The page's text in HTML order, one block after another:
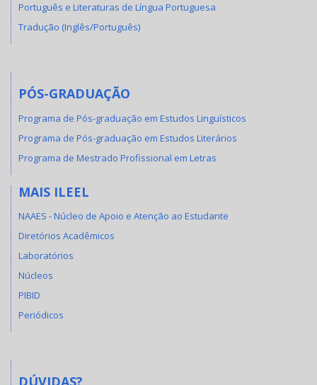
Português e Literaturas de Língua Portuguesa
Tradução (Inglês/Português)
PÓS-GRADUAÇÃO
Programa de Pós-graduação em Estudos Linguísticos
Programa de Pós-graduação em Estudos Literários
Programa de Mestrado Profissional em Letras
MAIS ILEEL
NAAES - Núcleo de Apoio e Atenção ao Estudante
Diretórios Acadêmicos
Laboratórios
Núcleos
PIBID
Periódicos
DÚVIDAS?